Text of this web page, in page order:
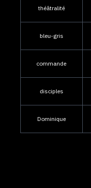
théâtralité
bleu-gris
commande
disciples
Dominique